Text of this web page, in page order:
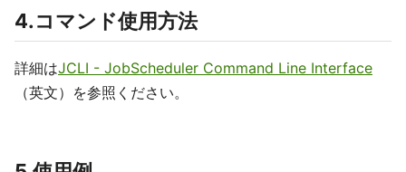
4.コマンド使用方法
詳細はJCLI - JobScheduler Command Line Interface
（英文）を参照ください。